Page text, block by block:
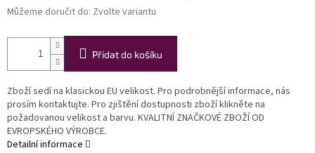
Můžeme doručit do: Zvolte variantu
Přidat do košíku
Zboží sedí na klasickou EU velikost. Pro podrobnější informace, nás
prosím kontaktujte. Pro zjištění dostupnosti zboží klikněte na
požadovanou velikost a barvu. KVALITNÍ ZNAČKOVÉ ZBOŽÍ OD
EVROPSKÉHO VÝROBCE.
Detailní informace